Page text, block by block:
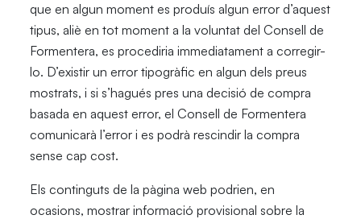
que en algun moment es produís algun error d’aquest
tipus, aliè en tot moment a la voluntat del Consell de
Formentera, es procediria immediatament a corregir-
lo. D’existir un error tipogràfic en algun dels preus
mostrats, i si s’hagués pres una decisió de compra
basada en aquest error, el Consell de Formentera
comunicarà l’error i es podrà rescindir la compra
sense cap cost.
Els continguts de la pàgina web podrien, en
ocasions, mostrar informació provisional sobre la